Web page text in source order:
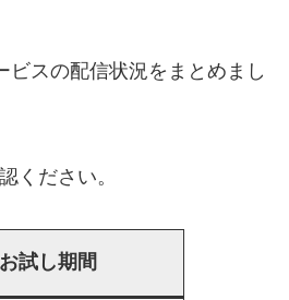
スの配信状況をまとめまし
ください。
お試し期間